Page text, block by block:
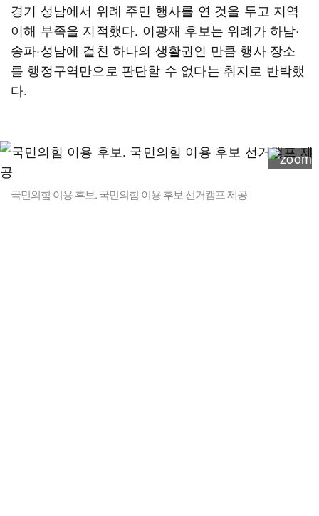
경기 성남에서 위례 주민 행사를 연 것을 두고 지역
이해 부족을 지적했다. 이광재 후보는 위례가 하남·
송파·성남에 걸친 하나의 생활권인 만큼 행사 장소
를 행정구역만으로 판단할 수 없다는 취지로 반박했
다.
국민의힘 이용 후보. 국민의힘 이용 후보 선거캠프 제공